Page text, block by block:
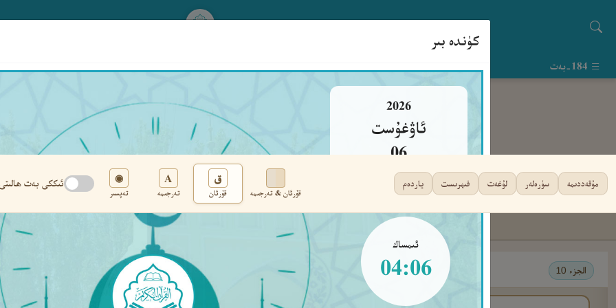
كۈندە بىر
2026
ئاۋغۇست
06
پەيشەنبە
ئىمساك
04:06
مۇقەددىمە سۈرەلەر لۇغەت فىھرىست ياردەم
قۇرئان & تەرجىمە
ق
قۇرئان
A
تەرجىمە
◉
تەپسىر
ئىككى بەت ھالىتى
تەڭشەك
الجزء 10 ‹ ‹ ١٨٤ › ›